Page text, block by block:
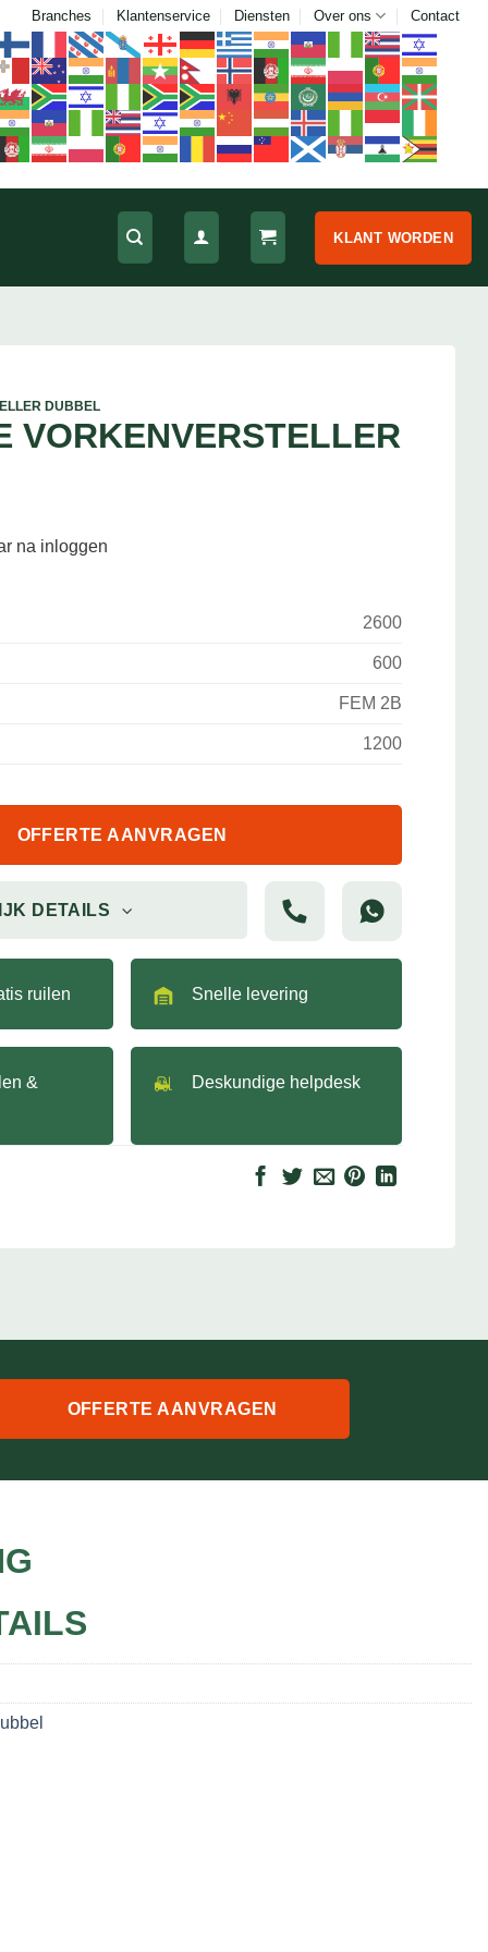
Branches Klantenservice Diensten Over ons Contact
KLANT WORDEN
DUBBEL
VORKENVERSTELLER
na inloggen
2600
600
FEM 2B
1200
OFFERTE AANVRAGEN
DETAILS
ruilen Snelle levering
&
Deskundige helpdesk
OFFERTE AANVRAGEN